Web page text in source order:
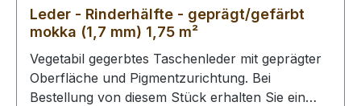
Leder - Rinderhälfte - geprägt/gefärbt
mokka (1,7 mm) 1,75 m²
Vegetabil gegerbtes Taschenleder mit geprägter
Oberfläche und Pigmentzurichtung. Bei
Bestellung von diesem Stück erhalten Sie ein